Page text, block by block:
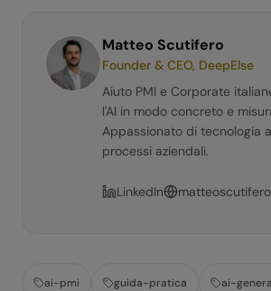
Matteo Scutifero
Founder & CEO, DeepElse
Aiuto PMI e Corporate
l'AI in modo concreto e
Appassionato di tecnologia
processi aziendali.
LinkedIn
ai-pmi guida-pratica ai-